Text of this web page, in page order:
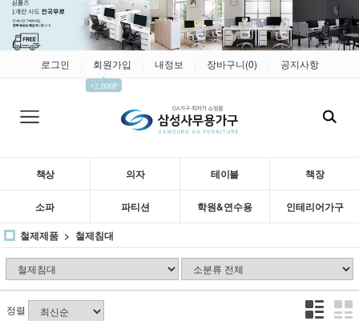
로그인 회원가입
▲
+2,000P
내정보 장바구니(0) 공지사항
책상 의자 테이블 책장
소파 파티션 학원&연수용
인테리어가구
철제제품
철제침대
정렬